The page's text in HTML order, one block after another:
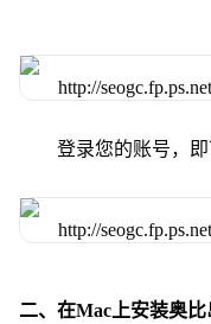
登录您的账号，即
二、在Mac上安装奥